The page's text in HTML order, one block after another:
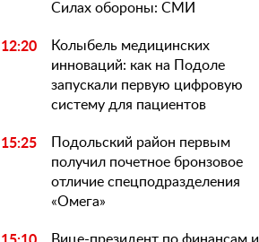
Силах обороны: СМИ
12:20
Колыбель медицинских
инноваций: как на Подоле
запускали первую цифровую
систему для пациентов
15:25
Подольский район первым
получил почетное бронзовое
отличие спецподразделения
«Омега»